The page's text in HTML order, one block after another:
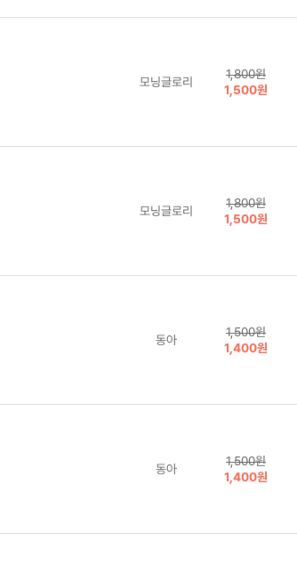
모닝글로리
1,800원
1,500원
모닝글로리
1,800원
1,500원
동아
1,500원
1,400원
동아
1,500원
1,400원